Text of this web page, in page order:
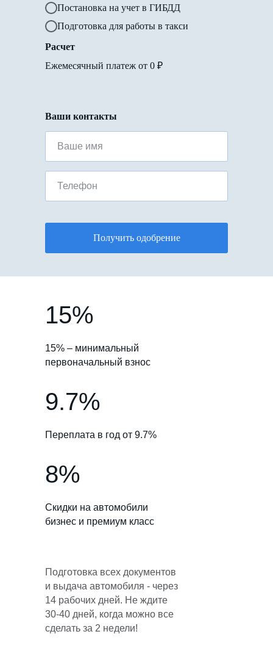
Постановка на учет в ГИБДД
Подготовка для работы в такси
Расчет
Ежемесячный платеж от 0 ₽
Ваши контакты
Ваше имя
Телефон
Получить одобрение
15%
15% – минимальный
первоначальный взнос
9.7%
Переплата в год от 9.7%
8%
Скидки на автомобили
бизнес и премиум класс
Подготовка всех документов
и выдача автомобиля - через
14 рабочих дней. Не ждите
30-40 дней, когда можно все
сделать за 2 недели!